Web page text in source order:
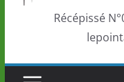
Récépissé